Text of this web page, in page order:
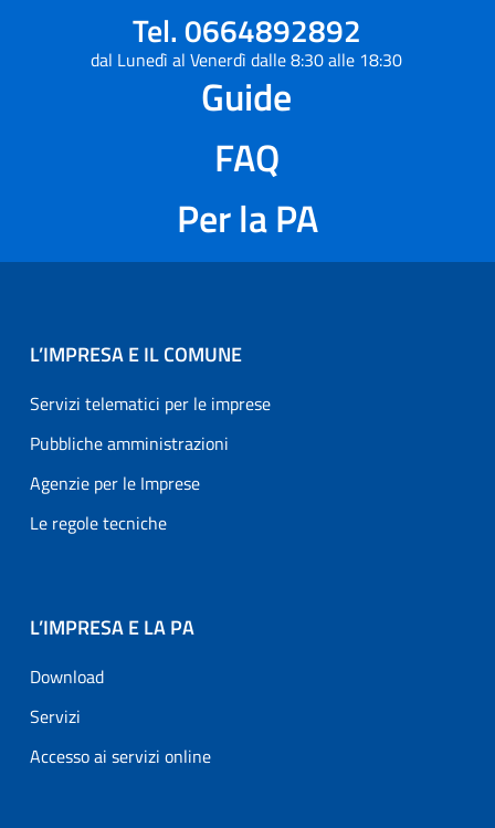
Tel. 0664892892
dal Lunedì al Venerdì dalle 8:30 alle 18:30
Guide
FAQ
Per la PA
L’IMPRESA E IL COMUNE
Servizi telematici per le imprese
Pubbliche amministrazioni
Agenzie per le Imprese
Le regole tecniche
L’IMPRESA E LA PA
Download
Servizi
Accesso ai servizi online